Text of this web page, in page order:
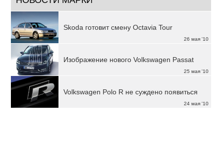
26 мая '10
Skoda готовит смену Octavia Tour
25 мая '10
Изображение нового Volkswagen Passat
24 мая '10
Volkswagen Polo R не суждено появиться